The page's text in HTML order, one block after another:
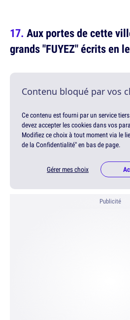
Aux portes de cette
grands "FUYEZ" écrits en
Contenu bloqué par vos
Ce contenu est fourni par un service
devez accepter les cookies dans vos
Modifiez ce choix à tout moment via le
de la Confidentialité" en bas de page.
Gérer mes choix
Publicité